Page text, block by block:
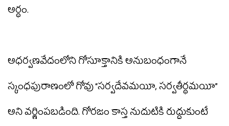
అర్థం.
అధర్వణవేదంలోని గోసూక్తానికి అనుబంధంగానే
స్కంధపురాణంలో గోవు “సర్వదేవమయీ, సర్వతీర్థమయీ”
అని వర్ణింపబడింది. గోరజం కాస్త నుదుటికి రుద్దుకుంటే